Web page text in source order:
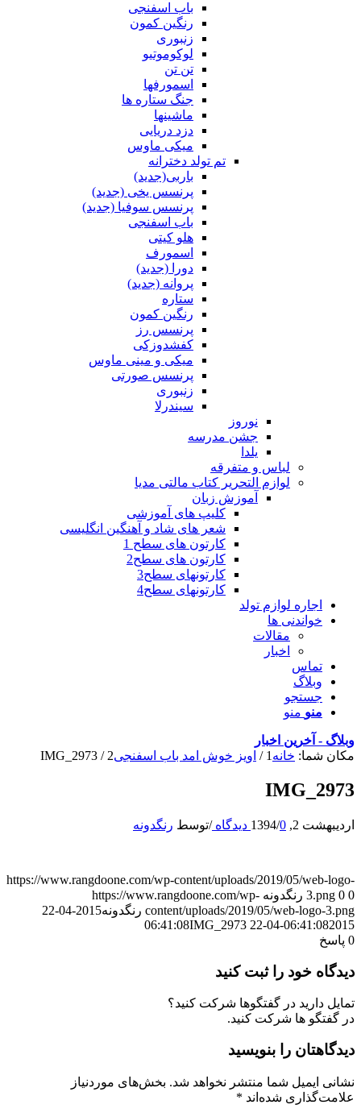
باب اسفنجی
رنگین کمون
زنبوری
لوکوموتیو
تن تن
اسمورفها
جنگ ستاره ها
ماشینها
دزد دریایی
میکی ماوس
تم تولد دخترانه
باربی(جدید)
پرنسس یخی (جدید)
پرنسس سوفیا (جدید)
باب اسفنجی
هلو کیتی
اسمورف
دورا (جدید)
پروانه (جدید)
ستاره
رنگین کمون
پرنسس رز
کفشدوزکی
میکی و مینی ماوس
پرنسس صورتی
زنبوری
سیندرلا
نوروز
جشن مدرسه
یلدا
لباس و متفرقه
لوازم التحریر کتاب مالتی مدیا
آموزش زبان
کلیپ های آموزشی
شعر های شاد و آهنگین انگلیسی
کارتون های سطح 1
کارتون های سطح2
کارتونهای سطح3
کارتونهای سطح4
اجاره لوازم تولد
خواندنی ها
مقالات
اخبار
تماس
وبلاگ
جستجو
منو منو
وبلاگ - آخرین اخبار
مکان شما: خانه 1
/ اویز خوش امد باب اسفنجی2
/
IMG_2973
IMG_2973
اردیبهشت 2, 1394 /0 دیدگاه /توسط رنگدونه
https://www.rangdoone.com/wp-content/uploads/2019/05/web-logo-
3.png 0 0 رنگدونه https://www.rangdoone.com/wp-
content/uploads/2019/05/web-logo-3.png رنگدونه
2015-04-22
06:41:082015-04-22 06:41:08
IMG_2973
0 پاسخ
دیدگاه خود را ثبت کنید
تمایل دارید در گفتگوها شرکت کنید؟
در گفتگو ها شرکت کنید.
دیدگاهتان را بنویسید
نشانی ایمیل شما منتشر نخواهد شد. بخش‌های موردنیاز
علامت‌گذاری شده‌اند *